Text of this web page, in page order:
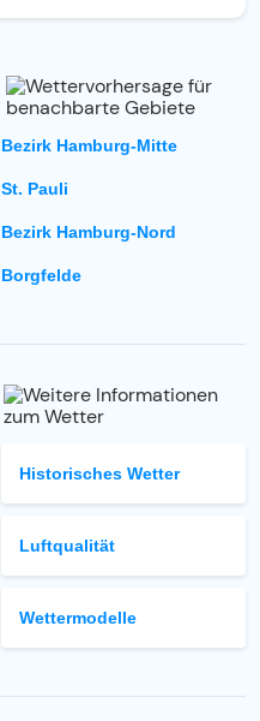
Bezirk Hamburg-Mitte
St. Pauli
Bezirk Hamburg-Nord
Borgfelde
Historisches Wetter
Luftqualität
Wettermodelle